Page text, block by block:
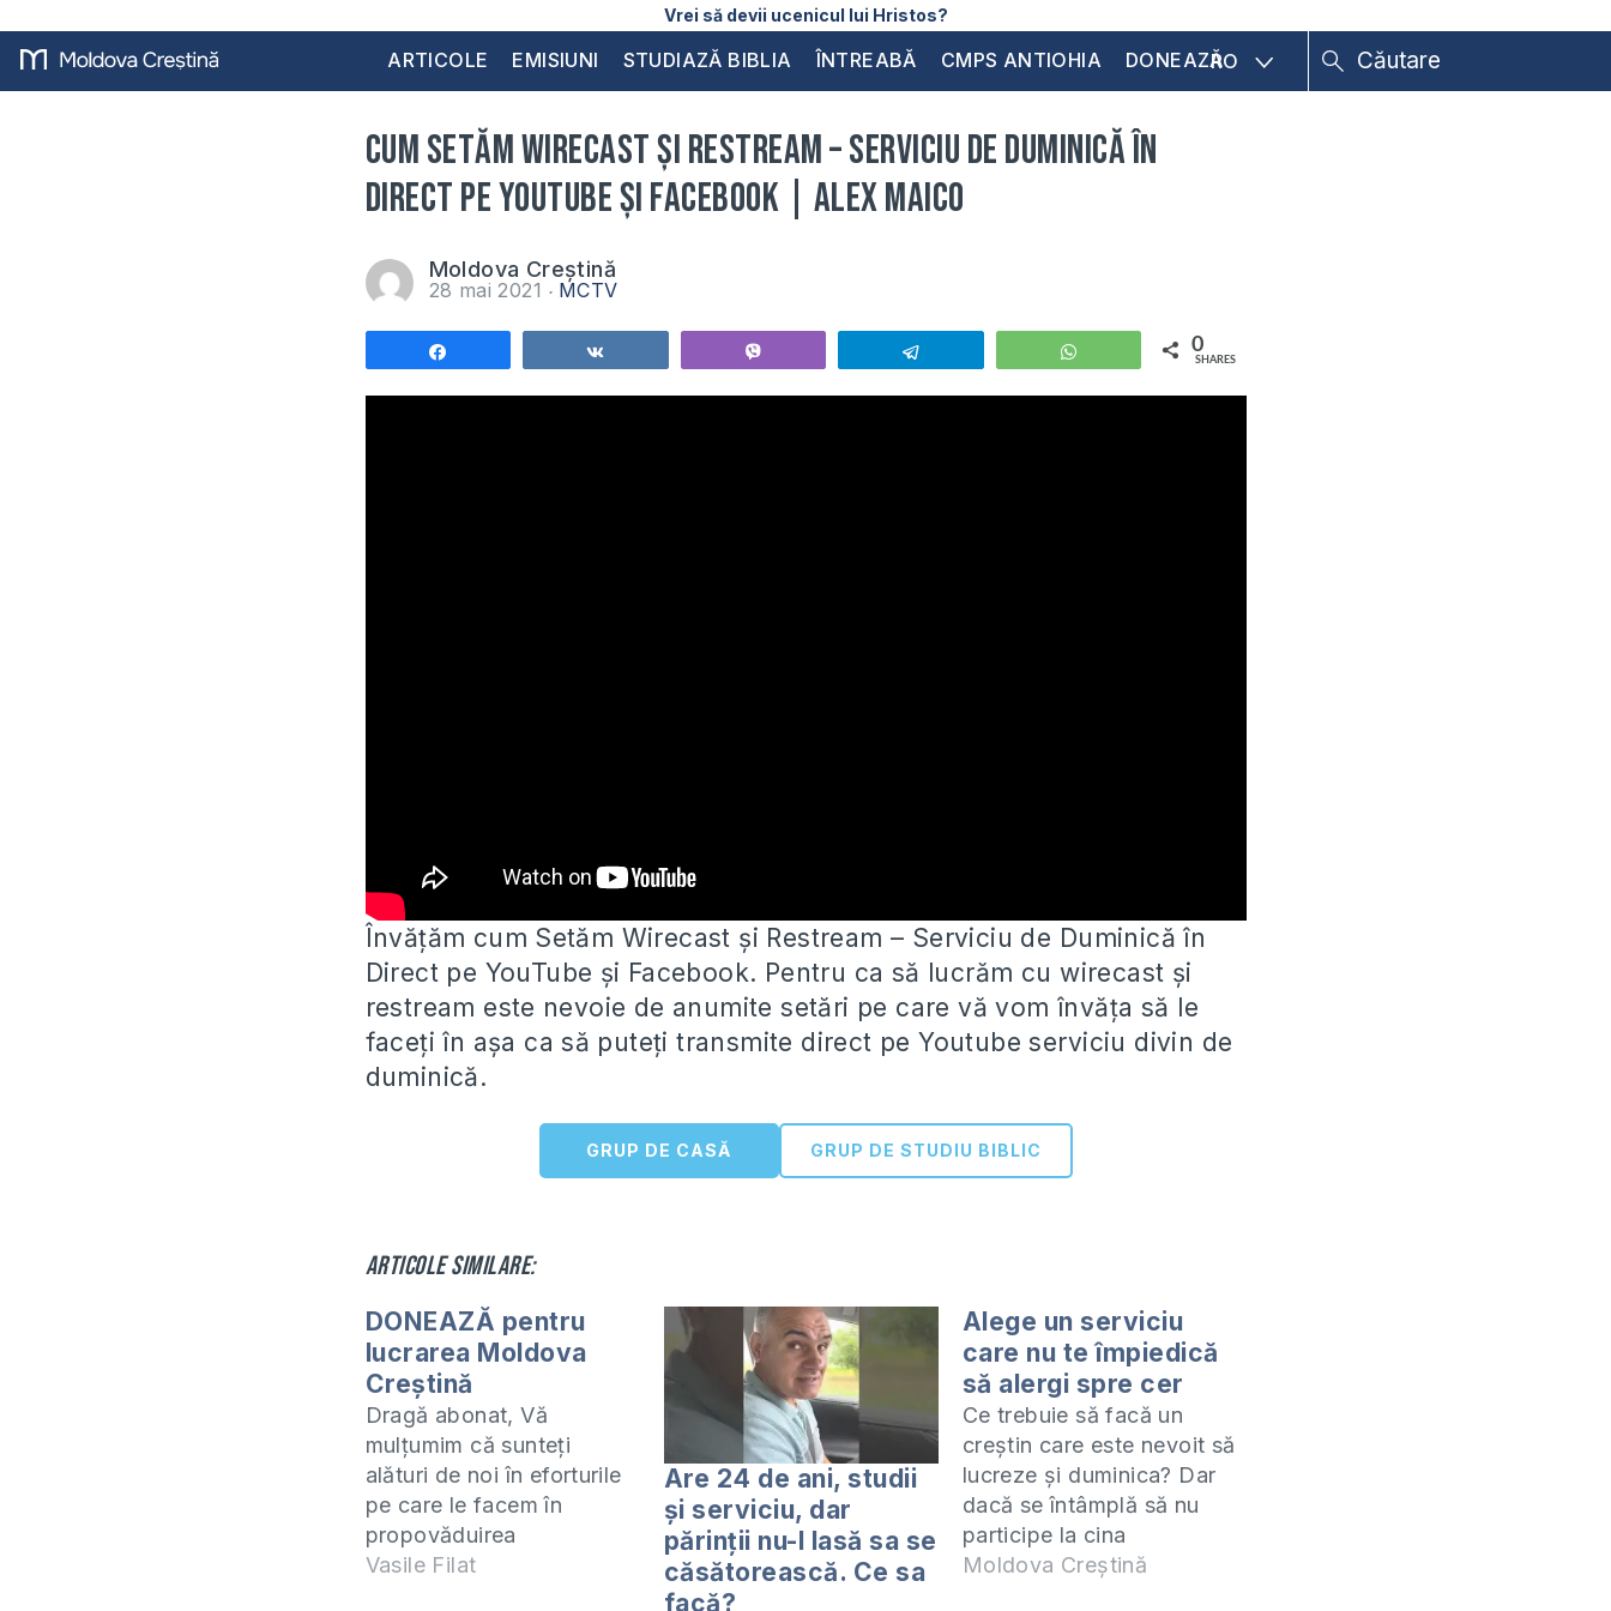
Vrei să devii ucenicul lui Hristos?
ARTICOLE EMISIUNI STUDIAZĂ BIBLIA ÎNTREABĂ CMPS ANTIOHIA DONEAZĂRO
Cum Setăm Wirecast și Restream – Serviciu de Duminică în
Direct pe YouTube și Facebook | Alex Maico
Moldova Creștină
28 mai 2021 MCTV
WhatsApp 0
SHARES
Învățăm cum Setăm Wirecast și Restream – Serviciu de Duminică în
Direct pe YouTube și Facebook. Pentru ca să lucrăm cu wirecast și
restream este nevoie de anumite setări pe care vă vom învăța să le
faceți în așa ca să puteți transmite direct pe Youtube serviciu divin de
duminică.
GRUP DE CASĂ GRUP DE STUDIU BIBLIC
Articole similare:
DONEAZĂ pentru
lucrarea Moldova
Creștină
Dragă abonat, Vă
mulțumim că sunteți
alături de noi în eforturile
pe care le facem în
propovăduirea
Evangheliei și pentru
Vasile Filat
Are 24 de ani, studii
și serviciu, dar
părinții nu-l lasă sa se
căsătorească. Ce sa
facă?
Alege un serviciu
care nu te împiedică
să alergi spre cer
Ce trebuie să facă un
creștin care este nevoit să
lucreze și duminica? Dar
dacă se întâmplă să nu
participe la cina
Domnului? Cum să
Moldova Creștină